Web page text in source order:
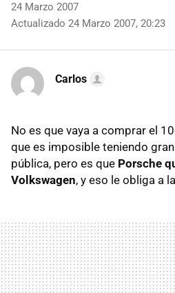
24 Marzo 2007
Actualizado 24 Marzo 2007, 20:23
Carlos
No es que vaya a comprar el
que es imposible teniendo
pública, pero es que Porsche
Volkswagen, y eso le obliga a